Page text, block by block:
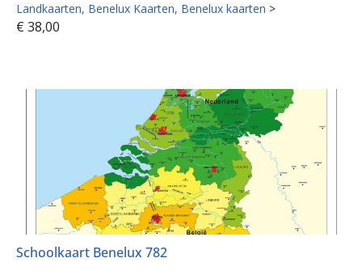
Landkaarten Benelux Kaarten Benelux kaarten >
€ 38,00
Schoolkaart Benelux 782